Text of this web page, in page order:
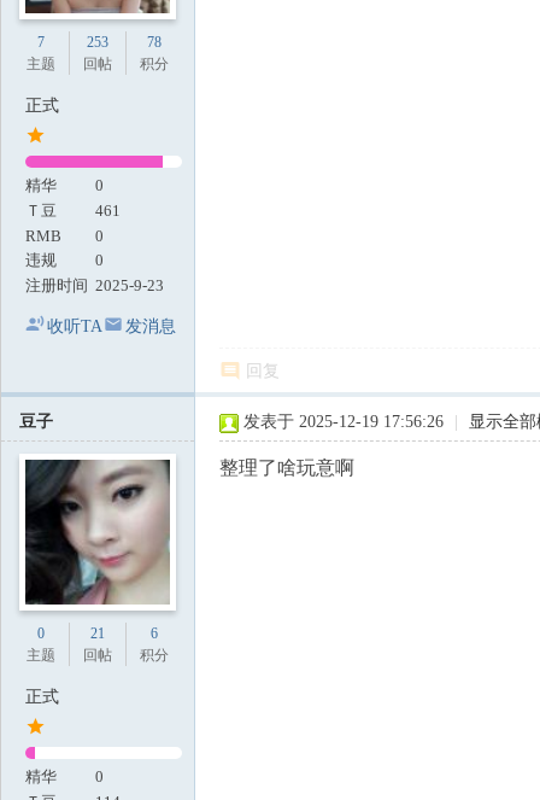
7
主题
253
回帖
78
积分
正式
精华
0
Ｔ豆
461
RMB
0
违规
0
注册时间 2025-9-23
收听TA 发消息
回复
豆子
0
主题
21
回帖
6
积分
正式
精华
0
发表于 2025-12-19 17:56:26 显示全
整理了啥玩意啊